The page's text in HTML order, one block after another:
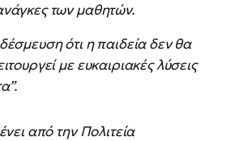
των μαθητών.
ότι η παιδεία δεν θα
με ευκαιριακές λύσεις
από την Πολιτεία